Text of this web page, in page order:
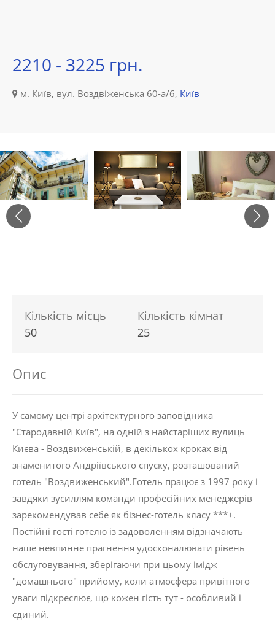
2210 - 3225 грн.
м. Київ, вул. Воздвіженська 60-а/6, Київ
Кількість місць
50
Кількість кімнат
25
Опис
У самому центрі архітектурного заповідника
"Стародавній Київ", на одній з найстаріших вулиць
Києва - Воздвиженській, в декількох кроках від
знаменитого Андріївського спуску, розташований
готель "Воздвиженський".Готель працює з 1997 року і
завдяки зусиллям команди професійних менеджерів
зарекомендував себе як бізнес-готель класу ***+.
Постійні гості готелю із задоволенням відзначають
наше невпинне прагнення удосконалювати рівень
обслуговування, зберігаючи при цьому імідж
"домашнього" ​​прийому, коли атмосфера привітного
уваги підкреслює, що кожен гість тут - особливий і
єдиний.